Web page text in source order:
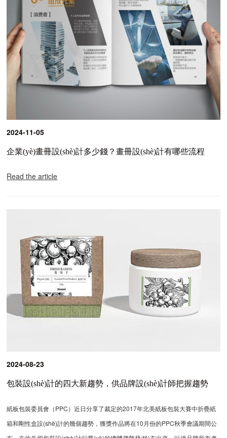
2024-11-05
企業(yè)畫冊設(shè)計多少錢？畫冊設(shè)計有哪些流程
Read the article
2024-08-23
包裝設(shè)計的四大新趨勢，供品牌設(shè)計師把握趨勢
紙板包裝委員會（PPC）近日分享了裁定的2017年北美紙板包裝大賽中折疊紙
箱和剛性盒設(shè)計的幾個趨勢，獲獎作品將在10月份的PPC秋季會議期間公